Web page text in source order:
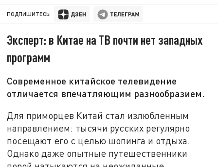
ПОДПИШИТЕСЬ:
Эксперт: в Китае на ТВ почти нет западных
программ
Современное китайское телевидение
отличается впечатляющим разнообразием.
Для приморцев Китай стал излюбленным
направлением: тысячи русских регулярно
посещают его с целью шопинга и отдыха.
Однако даже опытные путешественники